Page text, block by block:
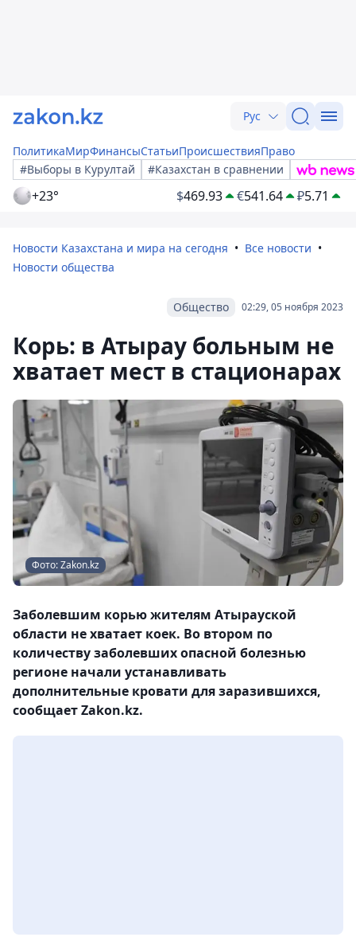
Рус
ПолитикаМирФинансыСтатьиПроисшествияПраво
#Выборы в Курултай
#Казахстан в сравнении
+23° $469.93 €541.64 ₽5.71
Новости Казахстана и мира на сегодня
Все новости
Новости общества
02:29, 05 ноября 2023
Общество
Корь: в Атырау больным не
хватает мест в стационарах
Фото: Zakon.kz
Заболевшим корью жителям Атырауской
области не хватает коек. Во втором по
количеству заболевших опасной болезнью
регионе начали устанавливать
дополнительные кровати для заразившихся,
сообщает Zakon.kz.